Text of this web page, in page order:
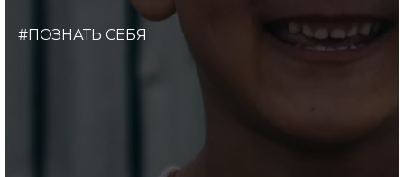
#ПОЗНАТЬ СЕБЯ